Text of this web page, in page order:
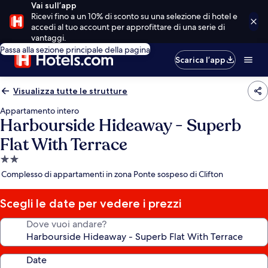
Vai sull’app
Ricevi fino a un 10% di sconto su una selezione di hotel e
accedi al tuo account per approfittare di una serie di
vantaggi.
Passa alla sezione principale della pagina
Scarica l’app
Visualizza tutte le strutture
Appartamento intero
Harbourside Hideaway - Superb
Flat With Terrace
Struttura
a
stelle
Complesso di appartamenti in zona Ponte sospeso di Clifton
Scegli le date per vedere i prezzi
Dove vuoi andare?
Date